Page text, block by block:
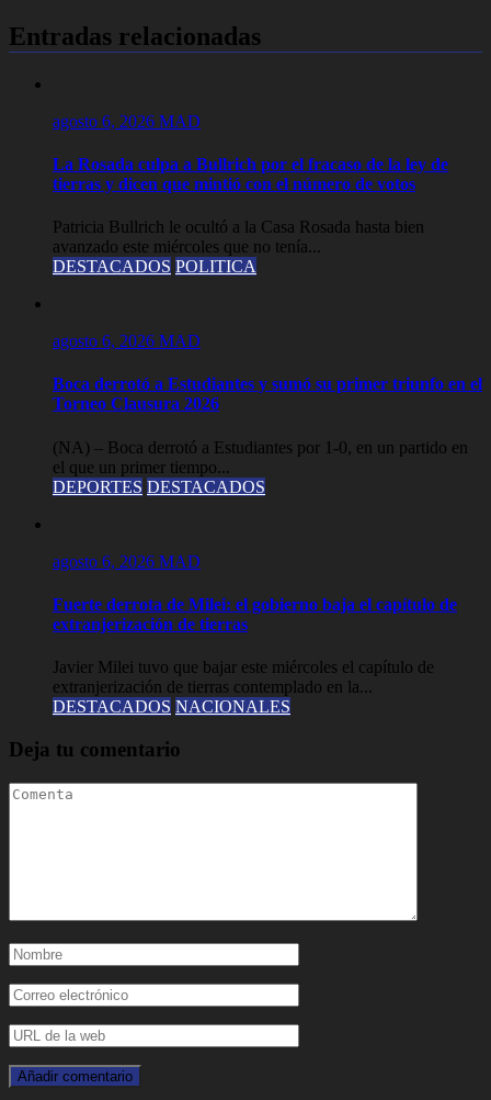
Entradas relacionadas
agosto 6, 2026 MAD
La Rosada culpa a Bullrich por el fracaso de la ley de
tierras y dicen que mintió con el número de votos
Patricia Bullrich le ocultó a la Casa Rosada hasta bien
avanzado este miércoles que no tenía...
DESTACADOS POLITICA
agosto 6, 2026 MAD
Boca derrotó a Estudiantes y sumó su primer triunfo en el
Torneo Clausura 2026
(NA) – Boca derrotó a Estudiantes por 1-0, en un partido en
el que un primer tiempo...
DEPORTES DESTACADOS
agosto 6, 2026 MAD
Fuerte derrota de Milei: el gobierno baja el capítulo de
extranjerización de tierras
Javier Milei tuvo que bajar este miércoles el capítulo de
extranjerización de tierras contemplado en la...
DESTACADOS NACIONALES
Deja tu comentario